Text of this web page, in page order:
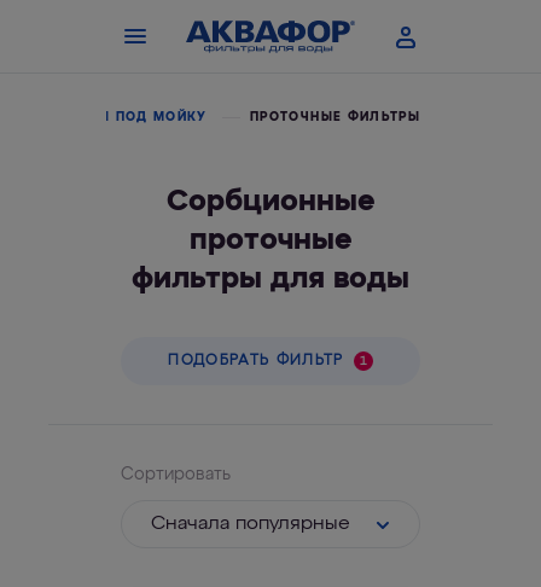
ДЛЯ ВОДЫ ПОД МОЙКУ ПРОТОЧНЫЕ ФИЛЬТРЫ
Сорбционные
проточные
фильтры для воды
ПОДОБРАТЬ ФИЛЬТР 1
Сортировать
Cначала популярные